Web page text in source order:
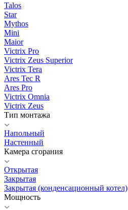
Talos
Star
Mythos
Mini
Maior
Victrix Pro
Victrix Zeus Superior
Victrix Tera
Ares Tec R
Ares Pro
Victrix Omnia
Victrix Zeus
Тип монтажа
Напольный
Настенный
Камера сгорания
Открытая
Закрытая
Закрытая (конденсационный котел)
Мощность